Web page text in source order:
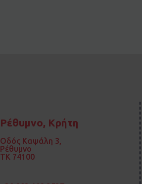
Ρέθυμνο, Κρήτη
Οδός Καψάλη 3,
Ρέθυμνο
TK 74100